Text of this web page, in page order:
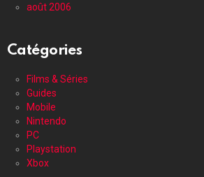
août 2006
Catégories
Films & Séries
Guides
Mobile
Nintendo
PC
Playstation
Xbox